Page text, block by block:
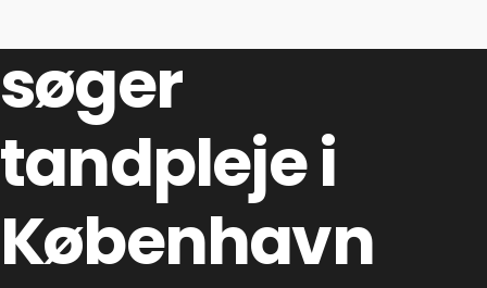
søger
tandpleje i
København